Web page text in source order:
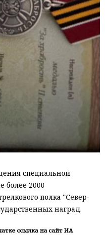
специальной
более 2000
полка "Север-
наград.
ссылка на сайт ИА